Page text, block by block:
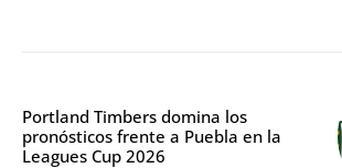
Portland Timbers domina los
pronósticos frente a Puebla en la
Leagues Cup 2026